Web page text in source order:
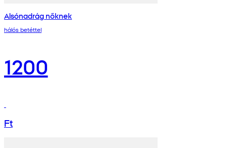
Alsónadrág nőknek
hálós betéttel
1200
Ft